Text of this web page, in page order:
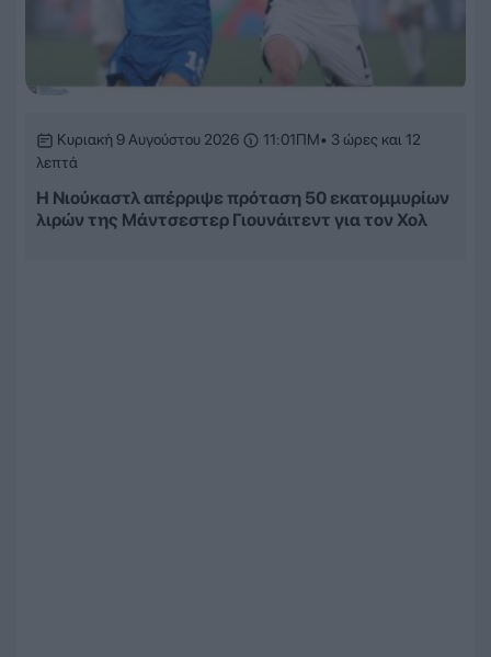
Κυριακή 9 Αυγούστου 2026 11:01ΠΜ• 3 ώρες και 12
λεπτά
Η Νιούκαστλ απέρριψε πρόταση 50 εκατομμυρίων
λιρών της Μάντσεστερ Γιουνάιτεντ για τον Χολ